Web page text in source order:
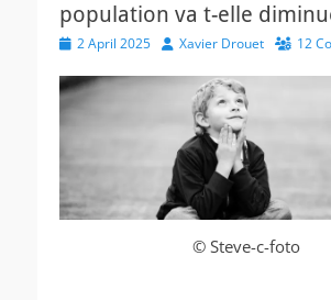
population va t-elle
Posted
2 April 2025 AuthorXavier Drouet 12
© Steve-c-foto